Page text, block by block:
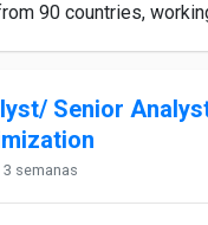
90 countries,
Senior
3 semanas